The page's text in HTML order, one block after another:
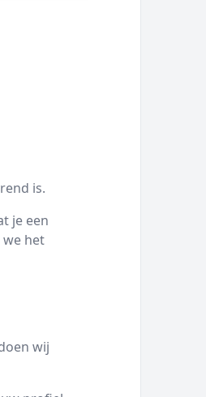
is.
je een
het
wij